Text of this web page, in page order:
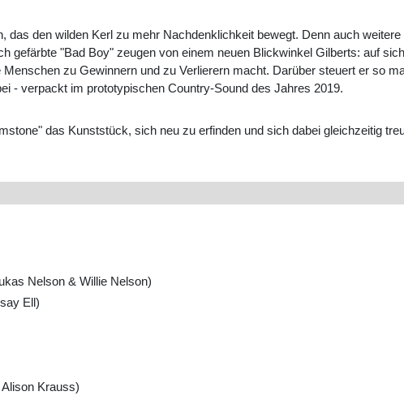
das den wilden Kerl zu mehr Nachdenklichkeit bewegt. Denn auch
gefärbte "Bad Boy" zeugen von einem neuen Blickwinkel Gilberts: auf
zu Gewinnern und zu Verlierern macht. Darüber steuert er so
- verpackt im prototypischen Country-Sound des Jahres 2019.
das Kunststück, sich neu zu erfinden und sich dabei gleichzeitig
Nelson & Willie Nelson)
Ell)
Krauss)